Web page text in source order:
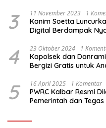
3 11 November 2023 1
Kanim Soetta
Digital Berdampak
4 23 Oktober 2024 1
Kapolsek dan
Bergizi Gratis untuk
5 16 April 2025 1 Komentar
PWRC Kalbar Resmi
Pemerintah dan